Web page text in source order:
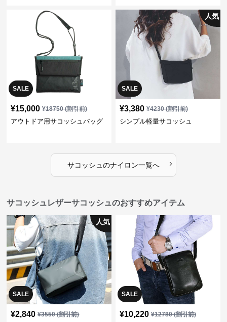
SALE
¥15,000 ¥18750(割引前)
アウトドア用サコッシュバッグ
SALE
人気
¥3,380 ¥4230(割引前)
シンプル軽量サコッシュ
サコッシュ のナイロン一覧へ ›
サコッシュレザーサコッシュのおすすめアイテム
SALE
人気
¥2,840 ¥3550(割引前)
SALE
¥10,220 ¥12780(割引前)